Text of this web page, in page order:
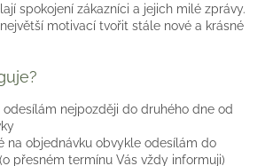
spokojení zákazníci a jejich milé zprávy.
motivací tvořit stále nové a krásné
nejpozději do druhého dne od
na objednávku obvykle odesílám do
přesném termínu Vás vždy informuji)